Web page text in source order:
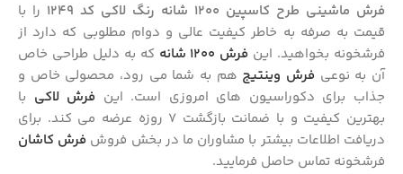
فرش ماشینی طرح کاسپین 1200 شانه رنگ لاکی کد 1249
را با
قیمت به صرفه به خاطر کیفیت عالی و دوام مطلوبی که دارد از
فرشخونه بخواهید. این فرش 1200 شانه
که به دلیل طراحی خاص
آن به نوعی فرش وینتیج هم به شما می رود، محصولی خاص و
جذاب برای دکوراسیون های امروزی است. این فرش لاکی با
بهترین کیفیت و با ضمانت بازگشت 7 روزه عرضه می کند. برای
دریافت اطلاعات بیشتر با مشاوران ما در بخش فروش فرش کاشان
فرشخونه تماس حاصل فرمایید.